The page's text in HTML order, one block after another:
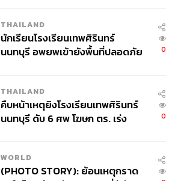
THAILAND
นักเรียนโรงเรียนเทพศิรินทร์
นนทบุรี อพยพเข้ายังพื้นที่ปลอดภัย
0
THAILAND
คืบหน้าเหตุยิงโรงเรียนเทพศิรินทร์
นนทบุรี ดับ 6 ศพ โฆษก ตร. เร่ง
0
WORLD
(PHOTO STORY): ย้อนเหตุกราด